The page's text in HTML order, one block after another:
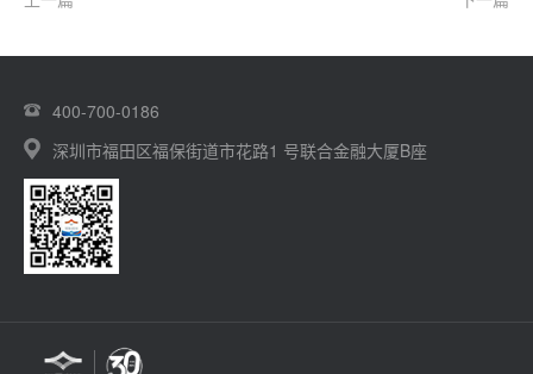
400-700-0186
深圳市福田区福保街道市花路1 号联合金融大厦B座